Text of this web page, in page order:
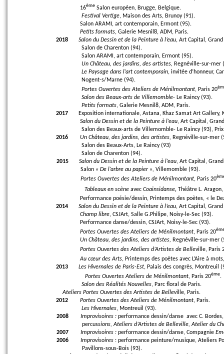
16èmeSalon européen, Brugge, Belgique.
Festival Vertige, Maison des Arts, Brunoy (91).
Salon ARAMI, art contemporain, Ermont (95).
Petits formats, Galerie Mesnil8, ADM, Paris.
2018
Salon du Dessin et de la Peinture à l’eau, Art Capital, Grand
Salon de Charenton (94).
Salon ARAMI, art contemporain, Ermont (95).
Un Château, des jardins, des artistes, Regnéville-sur-mer
Le Paysage dans l’art contemporain, invitée d’honneur,
Nogent-s/Marne (94).
Portes Ouvertes des Ateliers de Ménilmontant, Paris 20
Salon des Beaux-arts de Villemomble- Le Raincy (93).
Petits formats, Galerie Mesnil8, ADM, Paris.
2017
Exposition internationale, Astana, Khaz Samat Art Gallery,
Salon du Dessin et de la Peinture à l’eau, Art Capital,
Salon des Beaux-arts de Villemomble- Le Raincy (93),
2016
Un Château, des jardins, des artistes, Regnéville-sur-mer
Salon des Beaux-Arts, Le Raincy (93)
Salon de Charenton (94).
2015
Salon du Dessin et de la Peinture à l’eau, Art Capital,
Salon « De l’arbre au papier », Villemomble (93).
Portes Ouvertes des Ateliers de Ménilmontant, Paris 20
Tableaux en scèneavec Coainsidanse, Théâtre L.
Performance poésie/dessin, Printemps des poètes, « le
2014
Salon du Dessin et de la Peinture à l’eau, Art Capital, Grand
Champ libre, CSJArt, Salle G.Philipe, Noisy-le-Sec (93).
Performance danse/dessin, CSJArt, Noisy-le-Sec (93).
Portes Ouvertes des Ateliers de Ménilmontant, Paris 20
Un Château, des jardins, des artistes, Regnéville-sur-mer
Portes Ouvertes des Ateliers d’Artistes de Belleville, Paris
Au cœur des Arts, Printemps des poètes avec L’Aire à
2013
Les Hivernales de Paris-Est, Palais des congrès, Montreuil
Portes Ouvertes Ateliers de Ménilmontant, Paris 20ème.
Salon des Réalités Nouvelles, Parc floral de Paris.
Ateliers Portes Ouvertes des Artistes de Belleville, Paris.
2012
Portes Ouvertes des Ateliers de Ménilmontant, Paris.
Les Hivernales, Montreuil (93).
2008
Improvisoires : performance dessin/danse avec C.
percussions, Ateliers d’Artistes de Belleville, Atelier du
2007
Improvisoires : performance dessin/danse, Compagnie
2006
Improvisoires : performance peinture/musique, Ateliers
Pavillons-sous-Bois (93).